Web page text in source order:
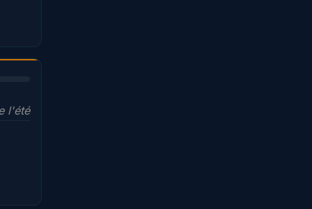
l'été